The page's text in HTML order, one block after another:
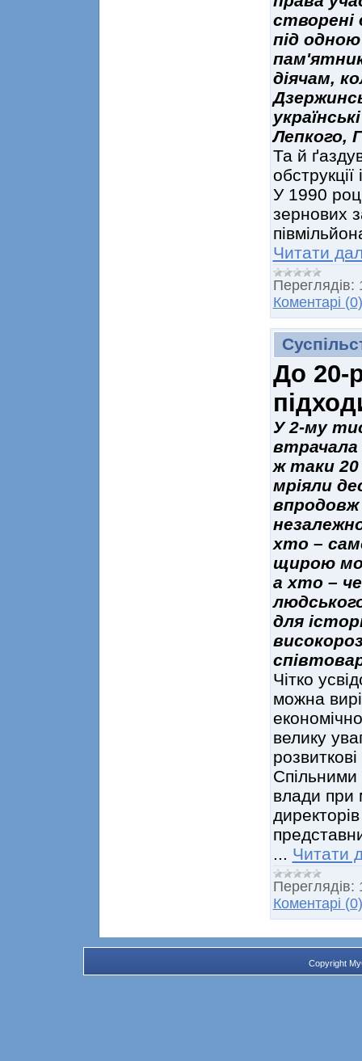
створені
під
діячам,
Лепкого,
Та й
У 1990
зернових
Читати
Переглядів:
Коментарі (0)
До 20-
У 2-му
втрачала
ж таки 20
мріяли
хто –
щирою
а хто –
для
Чітко
можна
велику
Спільними
влади при
... Читати
Переглядів:
Коментарі (0)
Copyright